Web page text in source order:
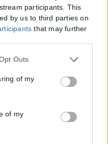
participants. This
by us to third parties on
that may further
uses one or more Google
behaviour. You may
and its third-party
purposes in below
Outs
of my
of my